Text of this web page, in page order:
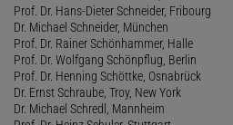
Prof. Dr. Hans-Dieter Schneider, Fribourg
Dr. Michael Schneider, München
Prof. Dr. Rainer Schönhammer, Halle
Prof. Dr. Wolfgang Schönpflug, Berlin
Prof. Dr. Henning Schöttke, Osnabrück
Dr. Ernst Schraube, Troy, New York
Dr. Michael Schredl, Mannheim